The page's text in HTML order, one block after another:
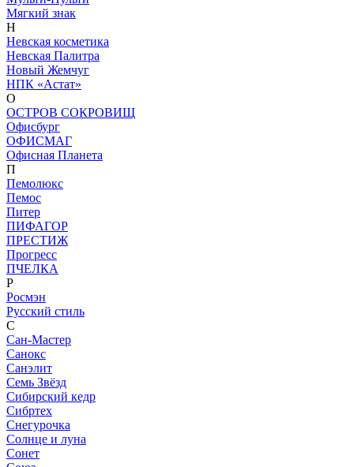
Мягкий знак
Н
Невская косметика
Невская Палитра
Новый Жемчуг
НПК «Астат»
О
ОСТРОВ СОКРОВИЩ
Офисбург
ОФИСМАГ
Офисная Планета
П
Пемолюкс
Пемос
Питер
ПИФАГОР
ПРЕСТИЖ
Прогресс
ПЧЕЛКА
Р
Росмэн
Русский стиль
С
Сан-Мастер
Санокс
Санэлит
Семь Звёзд
Сибирский кедр
Сибртех
Снегурочка
Солнце и луна
Сонет